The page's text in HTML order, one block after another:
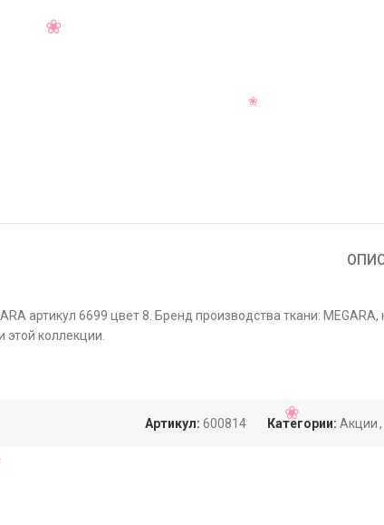
артикул 6699 цвет 8. Бренд производства ткани:
коллекции.
Артикул: 600814 Категории: Акции,